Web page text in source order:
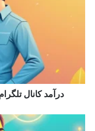
درآمد کانال